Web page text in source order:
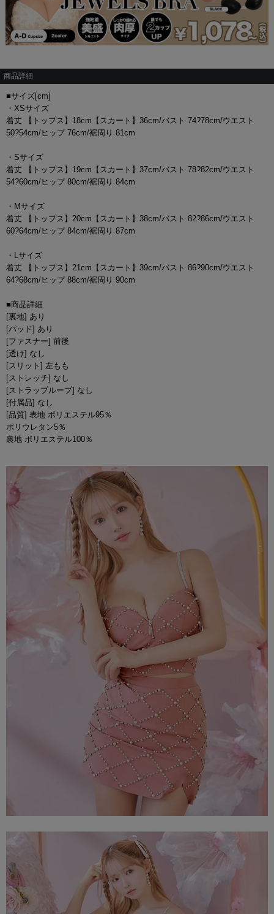
商品詳細
■サイズ[cm]
・XSサイズ
着丈 【トップス】18cm【スカート】36cm/バスト 74?78cm/ウエスト
50?54cm/ヒップ 76cm/裾周り 81cm
・Sサイズ
着丈 【トップス】19cm【スカート】37cm/バスト 78?82cm/ウエスト
54?60cm/ヒップ 80cm/裾周り 84cm
・Mサイズ
着丈 【トップス】20cm【スカート】38cm/バスト 82?86cm/ウエスト
60?64cm/ヒップ 84cm/裾周り 87cm
・Lサイズ
着丈 【トップス】21cm【スカート】39cm/バスト 86?90cm/ウエスト
64?68cm/ヒップ 88cm/裾周り 90cm
■商品詳細
[裏地] あり
[パッド] あり
[ファスナー] 前後
[透け] なし
[スリット] 左もも
[ストレッチ] なし
[ストラップループ] なし
[付属品] なし
[品質] 表地 ポリエステル95％
ポリウレタン5％
裏地 ポリエステル100％